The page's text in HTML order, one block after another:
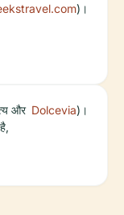
)।
और Dolcevia)।